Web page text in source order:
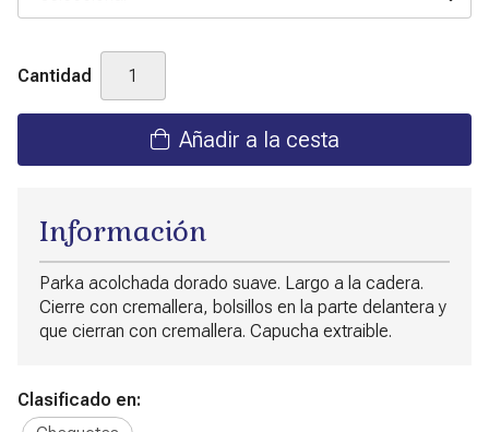
Cantidad
Añadir a la cesta
Información
Parka acolchada dorado suave. Largo a la cadera.
Cierre con cremallera, bolsillos en la parte delantera y
que cierran con cremallera. Capucha extraible.
Clasificado en: